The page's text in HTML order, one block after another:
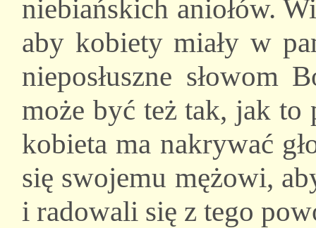
niebiańskich aniołów.
aby kobiety miały w
nieposłuszne
może być też tak, jak to
kobieta ma nakrywać
się swojemu mężowi,
i radowali się z tego